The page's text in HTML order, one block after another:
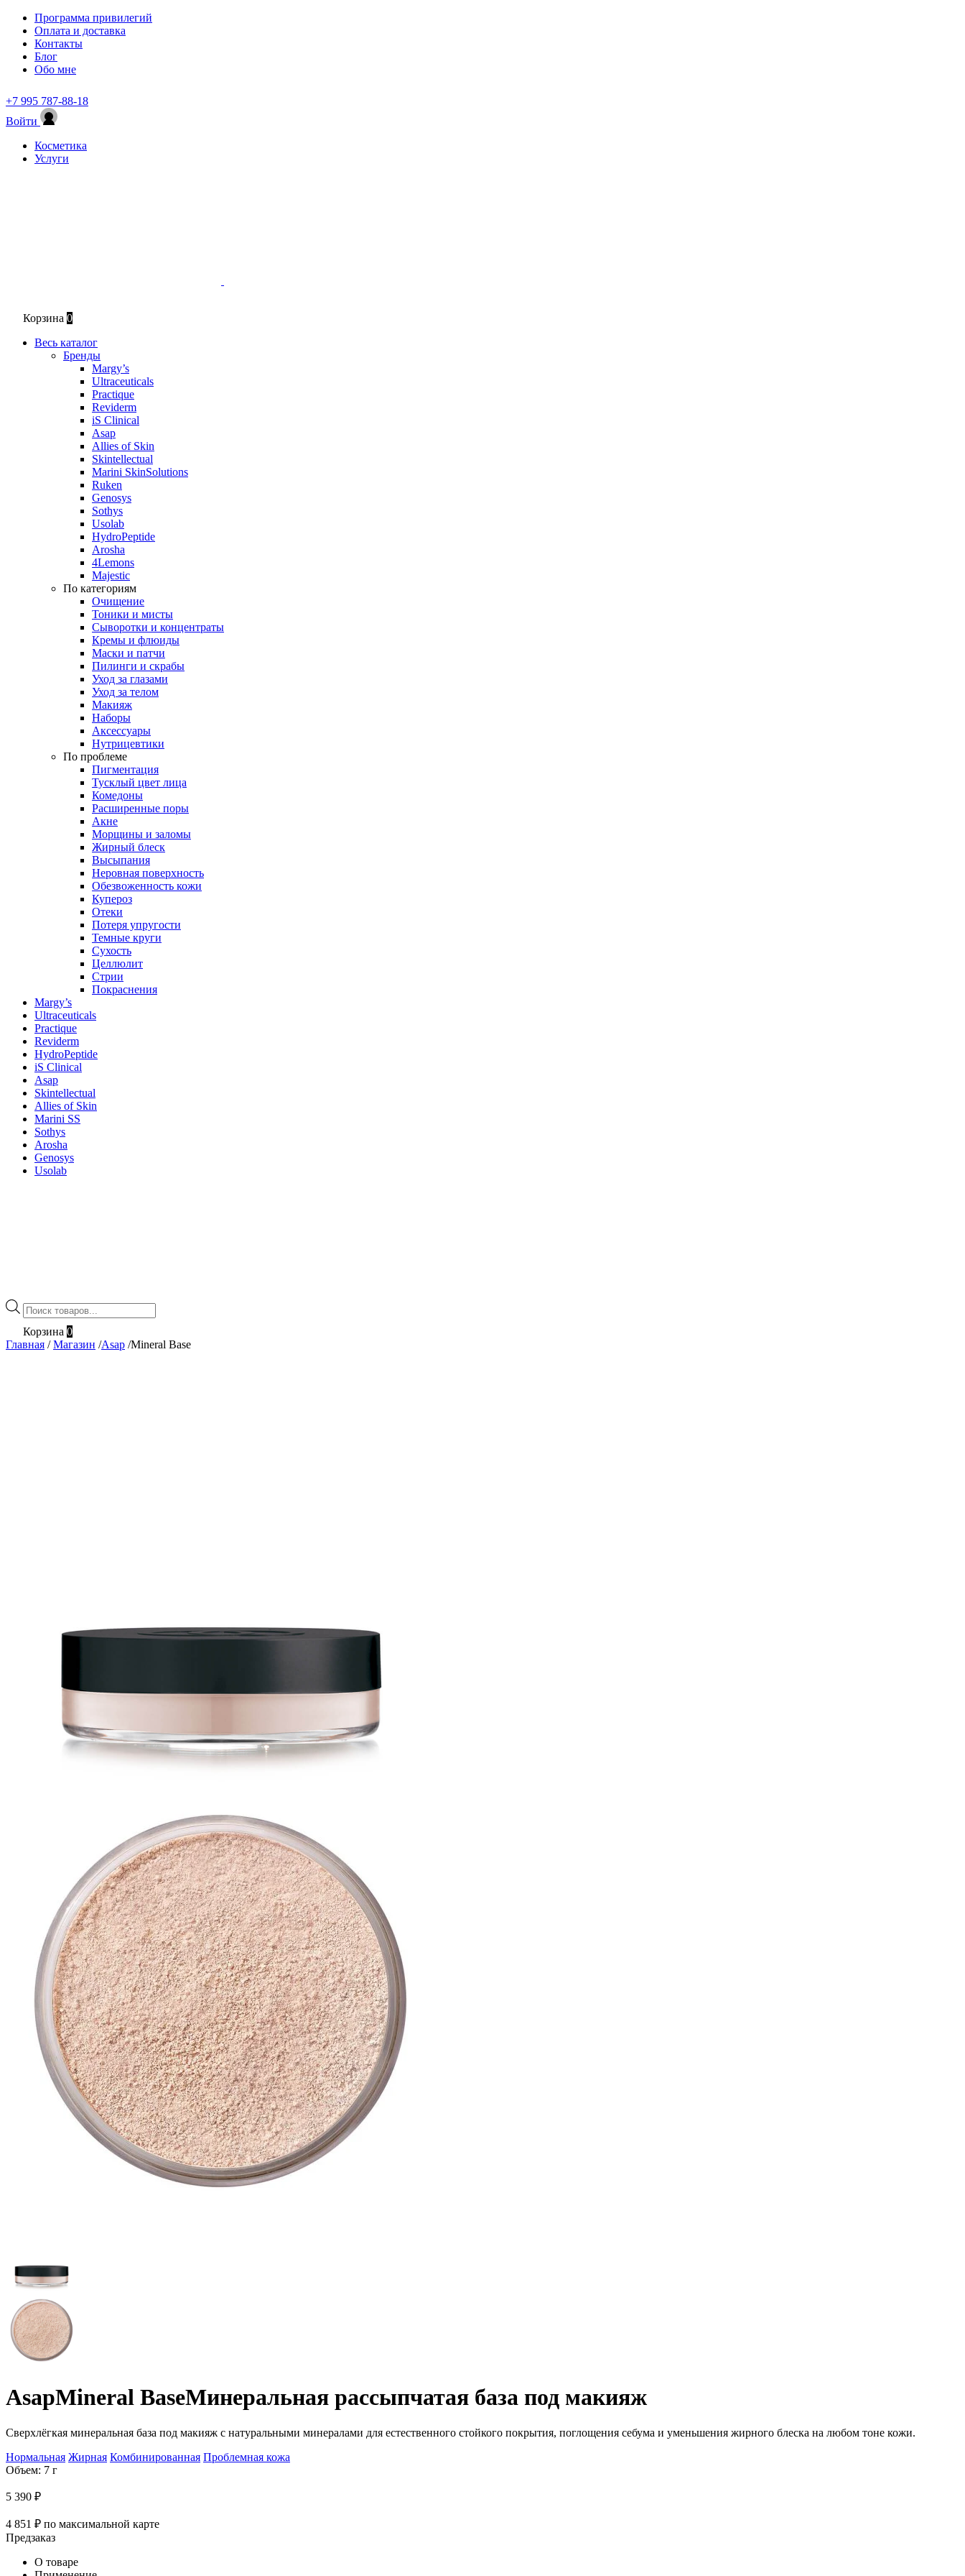
Программа привилегий
Оплата и доставка
Контакты
Блог
Обо мне
+7 995 787-88-18
Войти
Косметика
Услуги
Корзина 0
Весь каталог
Бренды
Margy’s
Ultraceuticals
Practique
Reviderm
iS Clinical
Asap
Allies of Skin
Skintellectual
Marini SkinSolutions
Ruken
Genosys
Sothys
Usolab
HydroPeptide
Arosha
4Lemons
Majestic
По категориям
Очищение
Тоники и мисты
Сыворотки и концентраты
Кремы и флюиды
Маски и патчи
Пилинги и скрабы
Уход за глазами
Уход за телом
Макияж
Наборы
Аксессуары
Нутрицевтики
По проблеме
Пигментация
Тусклый цвет лица
Комедоны
Расширенные поры
Акне
Морщины и заломы
Жирный блеск
Высыпания
Неровная поверхность
Обезвоженность кожи
Купероз
Отеки
Потеря упругости
Темные круги
Сухость
Целлюлит
Стрии
Покраснения
Margy’s
Ultraceuticals
Practique
Reviderm
HydroPeptide
iS Clinical
Asap
Skintellectual
Allies of Skin
Marini SS
Sothys
Arosha
Genosys
Usolab
Поиск
товаров
Корзина 0
Главная / Магазин /Asap /Mineral Base
AsapMineral BaseМинеральная рассыпчатая база под макияж
Сверхлёгкая минеральная база под макияж с натуральными минералами для естественного стойкого покрытия, поглощения себума и уменьшения жирного блеска на любом тоне кожи.
Нормальная Жирная Комбинированная Проблемная кожа
Объем: 7 г
5 390 ₽
4 851 ₽ по максимальной карте
Предзаказ
О товаре